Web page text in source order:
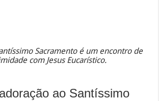
Sacramento é um encontro de
com Jesus Eucarístico.
ao Santíssimo